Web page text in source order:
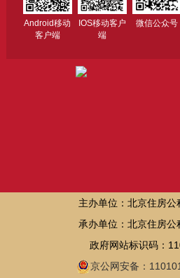
Android移动
客户端
IOS移动客户
端
微信公众号
主办单位：北京住房公
承办单位：北京住房公
政府网站标识码：
京公网安备：